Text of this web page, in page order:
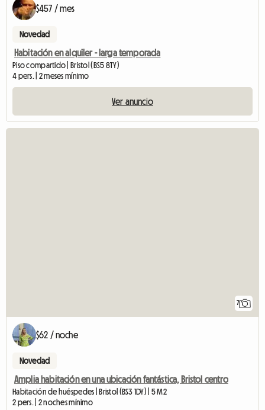
$457 / mes
Novedad
Habitación en alquiler - larga temporada
Piso compartido | Bristol (BS5 8TY)
4 pers. | 2 meses mínimo
Ver anuncio
7
$62 / noche
Novedad
Amplia habitación en una ubicación fantástica, Bristol centro
Habitación de huéspedes | Bristol (BS3 1DY) | 5 M2
2 pers. | 2 noches mínimo